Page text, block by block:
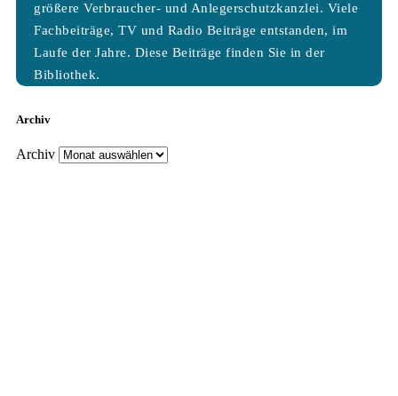
größere Verbraucher- und Anlegerschutzkanzlei. Viele
Fachbeiträge, TV und Radio Beiträge entstanden, im
Laufe der Jahre. Diese Beiträge finden Sie in der
Bibliothek.
Archiv
Archiv